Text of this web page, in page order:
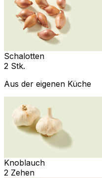
Schalotten
2 Stk.
Aus der eigenen Küche
Knoblauch
2 Zehen